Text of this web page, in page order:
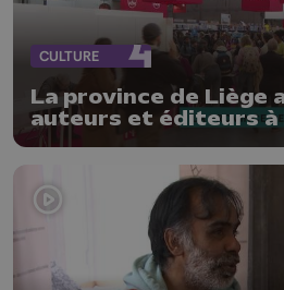
CULTURE
La province de Liège
auteurs et éditeurs à